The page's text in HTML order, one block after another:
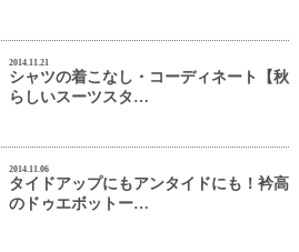
2014.11.21
シャツの着こなし・コーディネート【秋
らしいスーツスタ…
2014.11.06
タイドアップにもアンタイドにも！衿高
のドゥエボットー…